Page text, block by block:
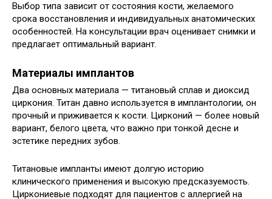
Выбор типа зависит от состояния кости, желаемого
срока восстановления и индивидуальных анатомических
особенностей. На консультации врач оценивает снимки и
предлагает оптимальный вариант.
Материалы имплантов
Два основных материала — титановый сплав и диоксид
циркония. Титан давно используется в имплантологии, он
прочный и приживается к кости. Цирконий — более новый
вариант, белого цвета, что важно при тонкой десне и
эстетике передних зубов.
Титановые импланты имеют долгую историю
клинического применения и высокую предсказуемость.
Циркониевые подходят для пациентов с аллергией на